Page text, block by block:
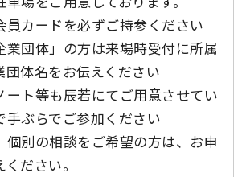
員カードを必ずご持参ください
業団体」の方は来場時受付に所属
団体名をお伝えください
ート等も辰若にてご用意させてい
手ぶらでご参加ください
個別の相談をご希望の方は、お申
ださい。